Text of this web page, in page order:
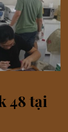
48 tại